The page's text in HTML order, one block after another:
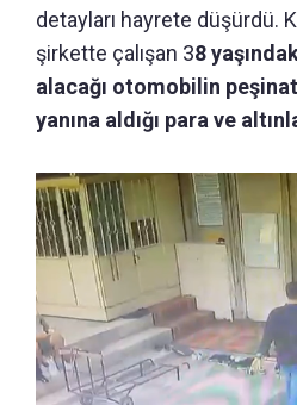
detayları hayrete düşürdü.
şirkette çalışan 38
alacağı otomobilin
yanına aldığı para ve